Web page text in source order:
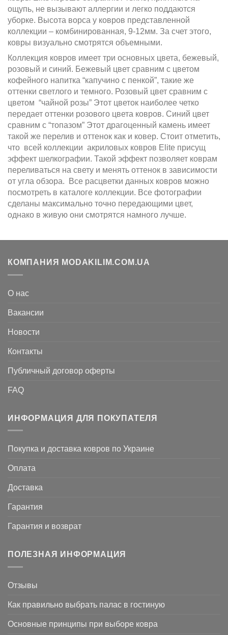
ощупь, не вызывают аллергии и легко поддаются
уборке. Высота ворса у ковров представленной
коллекции – комбинированная, 9-12мм. За счет этого,
ковры визуально смотрятся объемными.
Коллекция ковров имеет три основных цвета, бежевый,
розовый и синий. Бежевый цвет сравним с цветом
кофейного напитка “капучино с пенкой”, такие же
оттенки светлого и темного. Розовый цвет сравним с
цветом “чайной розы” Этот цветок наиболее четко
передает оттенки розового цвета ковров. Синий цвет
сравним с “топазом” Этот драгоценный камень имеет
такой же перелив и оттенок как и ковер. Стоит отметить,
что всей коллекции акриловых ковров Elite присущ
эффект шелкографии. Такой эффект позволяет коврам
переливаться на свету и менять оттенок в зависимости
от угла обзора. Все расцветки данных ковров можно
посмотреть в каталоге коллекции. Все фотографии
сделаны максимально точно передающими цвет,
однако в живую они смотрятся намного лучше.
КОМПАНИЯ MODAKILIM.COM.UA
О нас
Вакансии
Новости
Контакты
Публичный договор оферты
FAQ
ИНФОРМАЦИЯ ДЛЯ ПОКУПАТЕЛЯ
Покупка и доставка ковров по Украине
Оплата
Доставка
Гарантия
Гарантия и возврат
ПОЛЕЗНАЯ ИНФОРМАЦИЯ
Отзывы
Как правильно выбрать палас в гостиную
Основные принципы при выборе ковра